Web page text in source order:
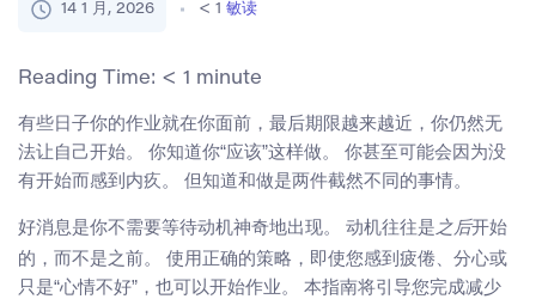
14 1 月, 2026 < 1 敏读
Reading Time: < 1 minute
有些日子你的作业就在你面前，最后期限越来越近，你仍然无
法让自己开始。 你知道你“应该”这样做。 你甚至可能会因为没
有开始而感到内疚。 但知道和做是两件截然不同的事情。
好消息是你不需要等待动机神奇地出现。 动机往往是之后开始
的，而不是之前。 使用正确的策略，即使您感到疲倦、分心或
只是“心情不好”，也可以开始作业。 本指南将引导您完成减少